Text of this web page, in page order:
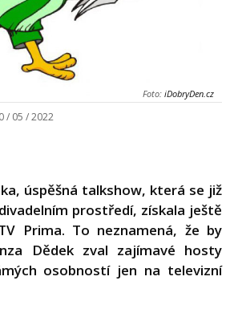
Foto: iDobryDen.cz
/ 05 / 2022
úspěšná talkshow, která se již
prostředí, získala ještě
Prima. To neznamená, že by
Dědek zval zajímavé hosty
osobností jen na televizní